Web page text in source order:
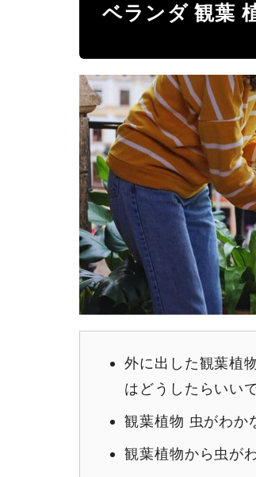
ベランダ 観葉
外に出した観葉植
はどうしたらいい
観葉植物 虫がわか
観葉植物から虫が